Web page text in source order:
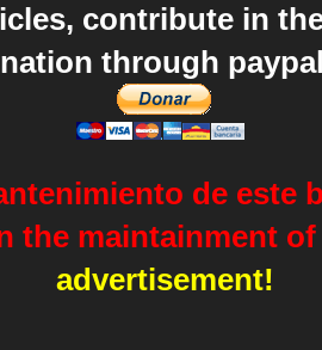
contribute in
through
de este
the maintainment
advertisement!